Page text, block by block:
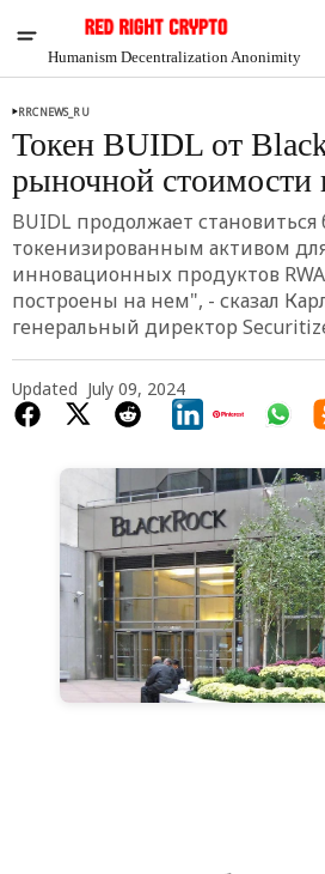
Humanism Decentralization Anonimity
Chia
4.04%
RRCNEWS_RU
Токен BUIDL от
рыночной стоимости
BUIDL продолжает становиться
токенизированным активом
инновационных продуктов
построены на нем", - сказал
генеральный директор
Updated July 09, 2024